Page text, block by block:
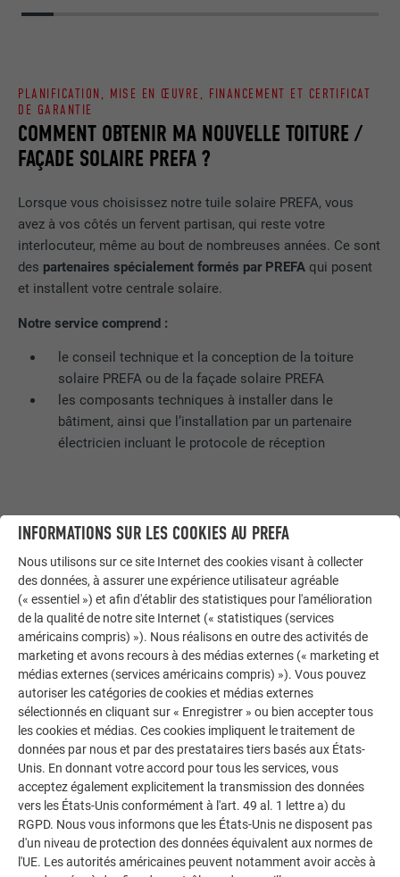
COMMENT OBTENIR MA NOUVELLE TOITURE /
FAÇADE SOLAIRE PREFA ?
PLANIFICATION, MISE EN ŒUVRE, FINANCEMENT ET CERTIFICAT
DE GARANTIE
Lorsque vous choisissez notre tuile solaire PREFA, vous
avez à vos côtés un fervent partisan, qui reste votre
interlocuteur, même au bout de nombreuses années. Ce sont
des partenaires spécialement formés par PREFA qui posent
et installent votre centrale solaire.
Notre service comprend :
le conseil technique et la conception de la toiture
solaire PREFA ou de la façade solaire PREFA
les composants techniques à installer dans le
bâtiment, ainsi que l’installation par un partenaire
électricien incluant le protocole de réception
ÉTAPE 1 : VÉRIFICATION DES CONDITIONS PRÉALABLES – TOUT SAVOIR
SUR VOTRE PROPRE MAISON
Déterminer si le toit/la façade, l'inclinaison et l'orientation
sont adaptés, obtenir immédiatement un devis de l'un des
artisans PREFA, et commander.
TROUVER UN INTERLOCUTEUR PREFA
INFORMATIONS SUR LES COOKIES AU PREFA
Nous utilisons sur ce site Internet des cookies visant à collecter
des données, à assurer une expérience utilisateur agréable
(« essentiel ») et afin d'établir des statistiques pour l'amélioration
de la qualité de notre site Internet (« statistiques (services
américains compris) »). Nous réalisons en outre des activités de
marketing et avons recours à des médias externes (« marketing et
médias externes (services américains compris) »). Vous pouvez
autoriser les catégories de cookies et médias externes
sélectionnés en cliquant sur « Enregistrer » ou bien accepter tous
les cookies et médias. Ces cookies impliquent le traitement de
données par nous et par des prestataires tiers basés aux États-
Unis. En donnant votre accord pour tous les services, vous
acceptez également explicitement la transmission des données
vers les États-Unis conformément à l'art. 49 al. 1 lettre a) du
RGPD. Nous vous informons que les États-Unis ne disposent pas
d'un niveau de protection des données équivalent aux normes de
l'UE. Les autorités américaines peuvent notamment avoir accès à